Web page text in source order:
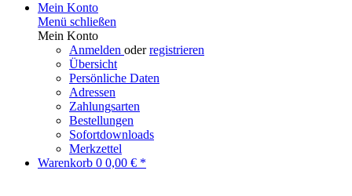
Mein Konto
Menü schließen
Mein Konto
Anmelden oderregistrieren
Übersicht
Persönliche Daten
Adressen
Zahlungsarten
Bestellungen
Sofortdownloads
Merkzettel
Warenkorb 0 0,00 € *